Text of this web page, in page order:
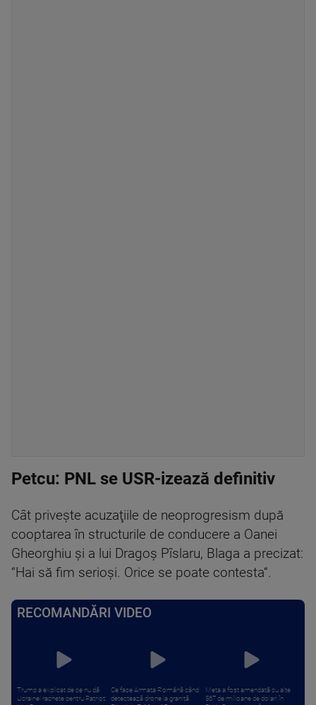
Petcu: PNL se USR-izează definitiv
Cât priveşte acuzaţiile de neoprogresism după
cooptarea în structurile de conducere a Oanei
Gheorghiu şi a lui Dragoş Pîslaru, Blaga a precizat:
“Hai să fim serioşi. Orice se poate contesta“.
RECOMANDĂRI VIDEO
Trump a explicat de ce nu dă
Ucrainei rachete pentru Patriot:
Ce face Armata Română când
detectează drone la graniță.
Meta a fost amendată cu alte
567 de milioane de dolari în